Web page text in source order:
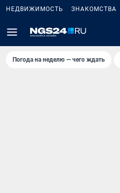
НЕДВИЖИМОСТЬ ЗНАКОМСТВА
Погода на неделю — чего ждать